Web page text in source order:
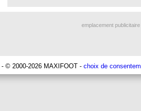
emplacement publicitaire
- © 2000-2026 MAXIFOOT - choix de